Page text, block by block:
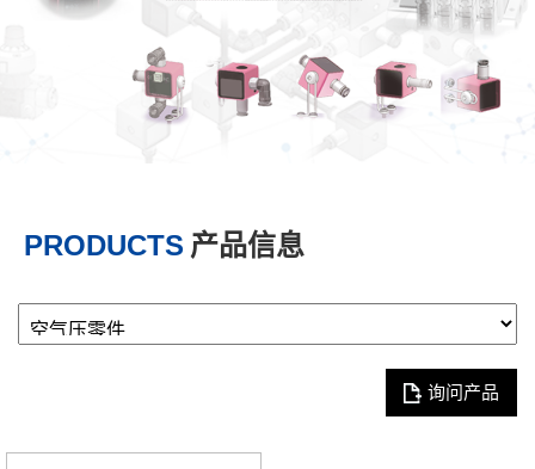
PRODUCTS 产品信息
询问产品